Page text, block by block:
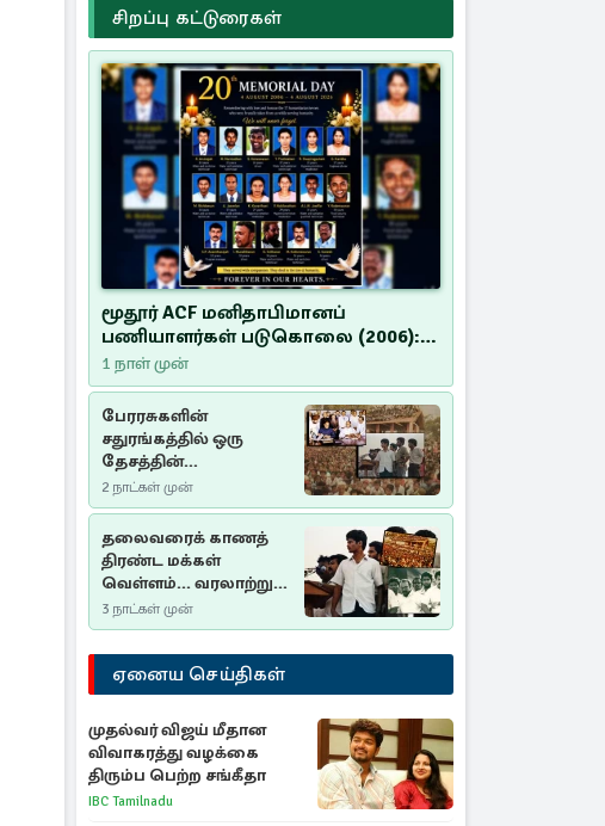
சிறப்பு கட்டுரைகள்
மூதூர் ACF மனிதாபிமானப்
பணியாளர்கள் படுகொலை (2006):
20 ஆண்டுகளாகியும் நீதி
மறுக்கப்பட்ட மனிதாபிமானப்
பேரவலம்
1 நாள் முன்
பேரரசுகளின்
சதுரங்கத்தில் ஒரு
தேசத்தின்
தீர்க்கதரிசனம் :
சுதுமலை பிரகடனம்
ஒரு வரலாற்றுப் பாடம்
2 நாட்கள் முன்
தலைவரைக் காணத்
திரண்ட மக்கள்
வெள்ளம்... வரலாற்றுச்
சிறப்புமிக்க சுதுமலைப்
பிரகடனம்…
3 நாட்கள் முன்
ஏனைய செய்திகள்
முதல்வர் விஜய் மீதான
விவாகரத்து வழக்கை
திரும்ப பெற்ற சங்கீதா
IBC Tamilnadu